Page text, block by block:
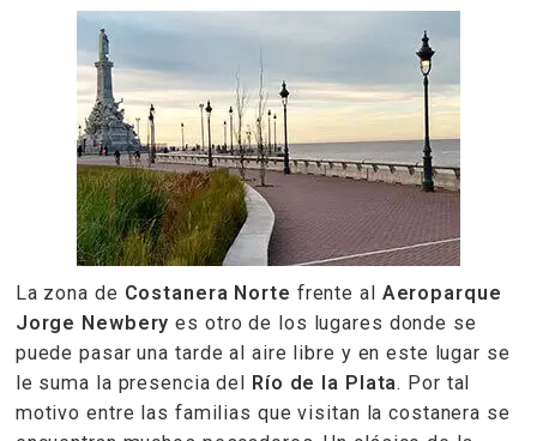
La zona de Costanera Norte frente al Aeroparque
Jorge Newbery es otro de los lugares donde se
puede pasar una tarde al aire libre y en este lugar se
le suma la presencia del
Río de la Plata. Por tal
motivo entre las familias que visitan la costanera se